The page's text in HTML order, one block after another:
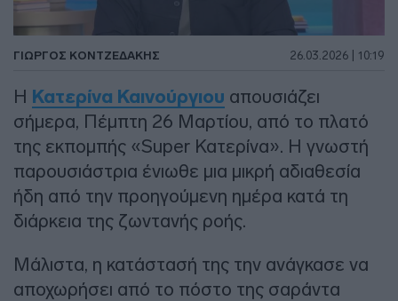
ΓΙΏΡΓΟΣ ΚΟΝΤΖΕΔΆΚΗΣ 26.03.2026 | 10:19
Η Κατερίνα Καινούργιου απουσιάζει
σήμερα, Πέμπτη 26 Μαρτίου, από το πλατό
της εκπομπής «Super Κατερίνα». Η γνωστή
παρουσιάστρια ένιωθε μια μικρή αδιαθεσία
ήδη από την προηγούμενη ημέρα κατά τη
διάρκεια της ζωντανής ροής.
Μάλιστα, η κατάστασή της την ανάγκασε να
αποχωρήσει από το πόστο της σαράντα